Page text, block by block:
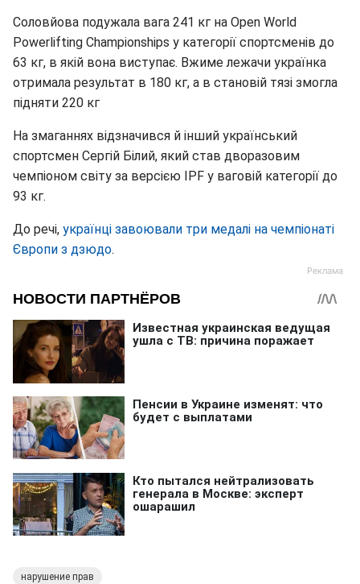
Соловйова подужала вага 241 кг на Open World
Powerlifting Championships у категорії спортсменів до
63 кг, в якій вона виступає. Вжиме лежачи українка
отримала результат в 180 кг, а в становій тязі змогла
підняти 220 кг
На змаганнях відзначився й інший український
спортсмен Сергій Білий, який став дворазовим
чемпіоном світу за версією IPF у ваговій категорії до
93 кг.
До речі, українці завоювали три медалі на чемпіонаті
Європи з дзюдо.
нарушение прав